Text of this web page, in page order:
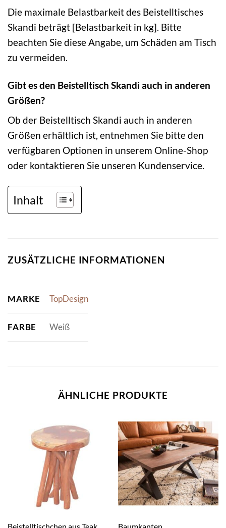
Die maximale Belastbarkeit des Beistelltisches
Skandi beträgt [Belastbarkeit in kg]. Bitte
beachten Sie diese Angabe, um Schäden am Tisch
zu vermeiden.
Gibt es den Beistelltisch Skandi auch in anderen
Größen?
Ob der Beistelltisch Skandi auch in anderen
Größen erhältlich ist, entnehmen Sie bitte den
verfügbaren Optionen in unserem Online-Shop
oder kontaktieren Sie unseren Kundenservice.
Inhalt
ZUSÄTZLICHE INFORMATIONEN
MARKE TopDesign
FARBE Weiß
ÄHNLICHE PRODUKTE